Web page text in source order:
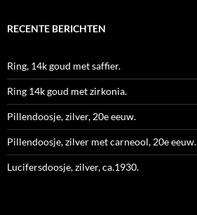
RECENTE BERICHTEN
Ring, 14k goud met saffier.
Ring 14k goud met zirkonia.
Pillendoosje, zilver, 20e eeuw.
Pillendoosje, zilver met carneool, 20e eeuw.
Lucifersdoosje, zilver, ca.1930.